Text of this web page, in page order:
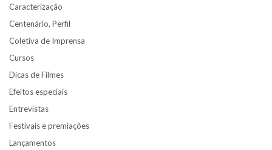
Caracterização
Centenário, Perfil
Coletiva de Imprensa
Cursos
Dicas de Filmes
Efeitos especiais
Entrevistas
Festivais e premiações
Lançamentos